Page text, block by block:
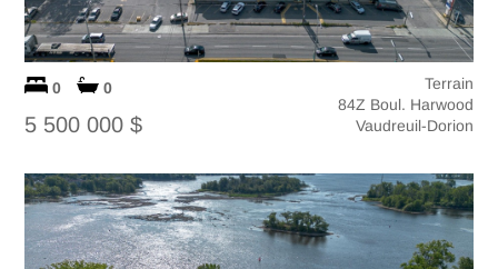
0 0
5 500 000 $
Terrain
84Z Boul. Harwood
Vaudreuil-Dorion